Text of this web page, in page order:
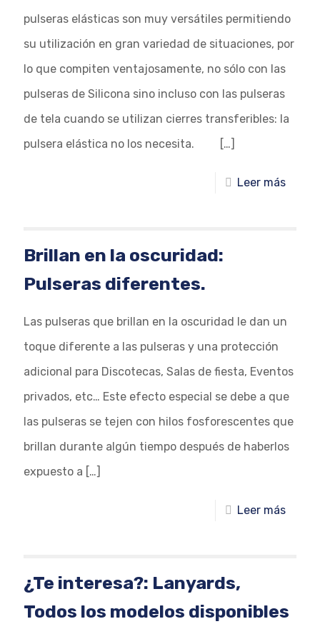
pulseras elásticas son muy versátiles permitiendo
su utilización en gran variedad de situaciones, por
lo que compiten ventajosamente, no sólo con las
pulseras de Silicona sino incluso con las pulseras
de tela cuando se utilizan cierres transferibles: la
pulsera elástica no los necesita.
[…]
Leer más
Brillan en la oscuridad:
Pulseras diferentes.
Las pulseras que brillan en la oscuridad le dan un
toque diferente a las pulseras y una protección
adicional para Discotecas, Salas de fiesta, Eventos
privados, etc… Este efecto especial se debe a que
las pulseras se tejen con hilos fosforescentes que
brillan durante algún tiempo después de haberlos
expuesto a […]
Leer más
¿Te interesa?: Lanyards,
Todos los modelos disponibles